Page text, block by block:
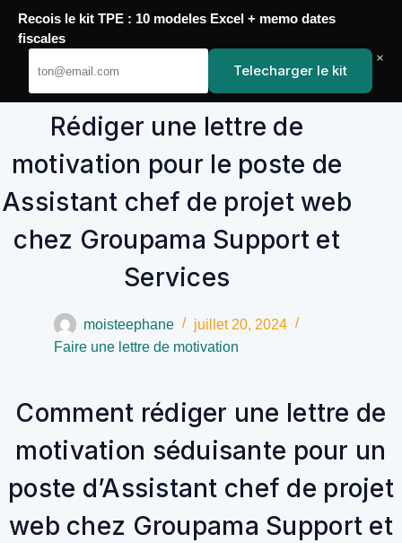
contenu
YoupiJobs
Rédiger une lettre de
motivation pour le poste de
Assistant chef de projet web
chez Groupama Support et
Services
moisteephane
juillet 20, 2024
Faire une lettre de motivation
Comment rédiger une lettre de
motivation séduisante pour un
poste d’Assistant chef de projet
web chez Groupama Support et
Recois le kit TPE : 10 modeles Excel + memo dates
fiscales
Telecharger le kit
×